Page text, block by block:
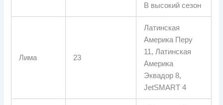
В высокий сезон
Лима 23
Латинская
Америка Перу
11, Латинская
Америка
Эквадор 8,
JetSMART 4